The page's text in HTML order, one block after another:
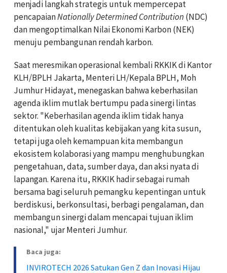
menjadi langkah strategis untuk mempercepat
pencapaianNationally Determined Contribution (NDC)
dan mengoptimalkan Nilai Ekonomi Karbon (NEK)
menuju pembangunan rendah karbon.
Saat meresmikan operasional kembali RKKIK di Kantor
KLH/BPLH Jakarta, Menteri LH/Kepala BPLH, Moh
Jumhur Hidayat, menegaskan bahwa keberhasilan
agenda iklim mutlak bertumpu pada sinergi lintas
sektor. "Keberhasilan agenda iklim tidak hanya
ditentukan oleh kualitas kebijakan yang kita susun,
tetapi juga oleh kemampuan kita membangun
ekosistem kolaborasi yang mampu menghubungkan
pengetahuan, data, sumber daya, dan aksi nyata di
lapangan. Karena itu, RKKIK hadir sebagai rumah
bersama bagi seluruh pemangku kepentingan untuk
berdiskusi, berkonsultasi, berbagi pengalaman, dan
membangun sinergi dalam mencapai tujuan iklim
nasional," ujar Menteri Jumhur.
Baca juga:
INVIROTECH 2026 Satukan Gen Z dan Inovasi Hijau